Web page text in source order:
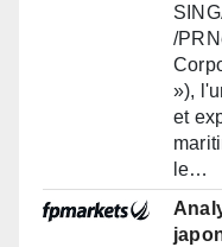
/
»),
et
le…